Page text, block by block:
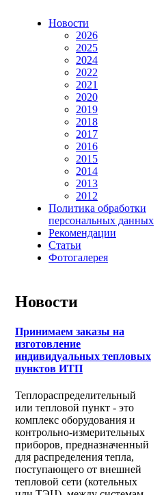
Новости
2026
2025
2024
2022
2021
2020
2019
2018
2017
2016
2015
2014
2013
2012
Политика обработки
персональных данных
Рекомендации
Статьи
Фотогалерея
Новости
Принимаем заказы на
изготовление
индивидуальных тепловых
пунктов ИТП
Теплораспределительный
или тепловой пункт - это
комплекс оборудования и
контрольно-измерительных
приборов, предназначенный
для распределения тепла,
поступающего от внешней
тепловой сети (котельных